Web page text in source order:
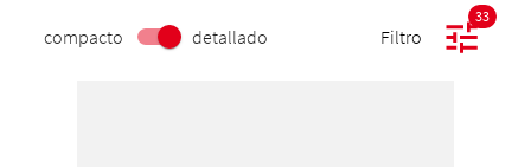
compacto detallado Filtro
33